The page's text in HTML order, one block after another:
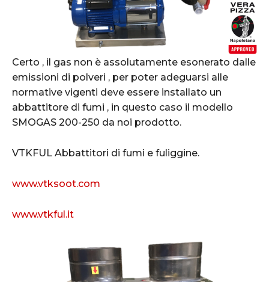
Certo , il gas non è assolutamente esonerato dalle
emissioni di polveri , per poter adeguarsi alle
normative vigenti deve essere installato un
abbattitore di fumi , in questo caso il modello
SMOGAS 200-250 da noi prodotto.
VTKFUL Abbattitori di fumi e fuliggine.
www.vtksoot.com
www.vtkful.it